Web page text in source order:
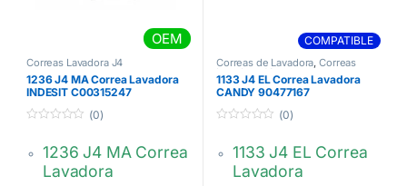
OEM
Correas Lavadora J4
1236 J4 MA Correa Lavadora
INDESIT C00315247
e
(0)
1236 J4 MA Correa
Lavadora
COMPATIBLE
Correas de Lavadora,Correas
Lavadora J4
1133 J4 EL Correa Lavadora
CANDY 90477167
e
(0)
1133 J4 EL Correa
Lavadora